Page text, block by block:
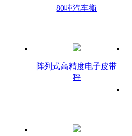
80吨汽车衡
阵列式高精度电子皮带
秤